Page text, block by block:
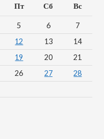
Пт Сб Вс
5 6
7
12 13
14
19 20
21
26 27
28